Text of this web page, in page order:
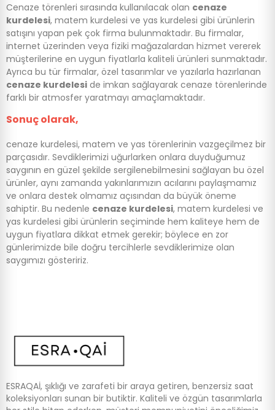
Cenaze törenleri sırasında kullanılacak olan cenaze
kurdelesi, matem kurdelesi ve yas kurdelesi gibi ürünlerin
satışını yapan pek çok firma bulunmaktadır. Bu firmalar,
internet üzerinden veya fiziki mağazalardan hizmet vererek
müşterilerine en uygun fiyatlarla kaliteli ürünleri sunmaktadır.
Ayrıca bu tür firmalar, özel tasarımlar ve yazılarla hazırlanan
cenaze kurdelesi de imkan sağlayarak cenaze törenlerinde
farklı bir atmosfer yaratmayı amaçlamaktadır.
Sonuç olarak,
cenaze kurdelesi, matem ve yas törenlerinin vazgeçilmez bir
parçasıdır. Sevdiklerimizi uğurlarken onlara duyduğumuz
saygının en güzel şekilde sergilenebilmesini sağlayan bu özel
ürünler, aynı zamanda yakınlarımızın acılarını paylaşmamız
ve onlara destek olmamız açısından da büyük öneme
sahiptir. Bu nedenle cenaze kurdelesi, matem kurdelesi ve
yas kurdelesi gibi ürünlerin seçiminde hem kaliteye hem de
uygun fiyatlara dikkat etmek gerekir; böylece en zor
günlerimizde bile doğru tercihlerle sevdiklerimize olan
saygımızı gösteririz.
ESRAQAİ, şıklığı ve zarafeti bir araya getiren, benzersiz saat
koleksiyonları sunan bir butiktir. Kaliteli ve özgün tasarımlarla